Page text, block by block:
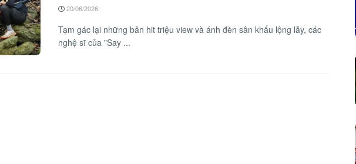
20/06/2026
Tạm gác lại những bản hit triệu view và ánh đèn sân khấu lộng lẫy, các
nghệ sĩ của "Say ...